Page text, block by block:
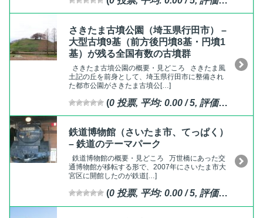
さきたま古墳公園（埼玉県行田市） –
大型古墳9基（前方後円墳8基・円墳1
基）が残る全国有数の古墳群
さきたま古墳公園の概要・見どころ さきたま風
土記の丘を前身として、埼玉県行田市に整備され
た都市公園がさきたま古墳公[…]
(0 投票, 平均: 0.00 / 5, 評価済
鉄道博物館（さいたま市、てっぱく）
– 鉄道のテーマパーク
鉄道博物館の概要・見どころ 万世橋にあった交
通博物館が移転する形で、2007年にさいたま市大
宮区に開館したのが鉄道[…]
(0 投票, 平均: 0.00/ 5, 評価済